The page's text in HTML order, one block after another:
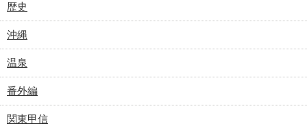
歴史
沖縄
温泉
番外編
関東甲信